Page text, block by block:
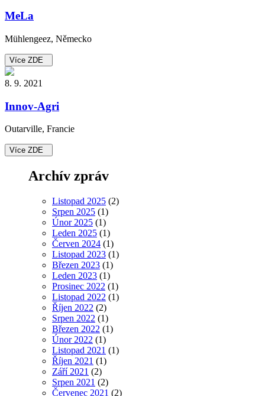
MeLa
Mühlengeez, Německo
Více ZDE
8. 9. 2021
Innov-Agri
Outarville, Francie
Více ZDE
Archív zpráv
Listopad 2025 (2)
Srpen 2025 (1)
Únor 2025 (1)
Leden 2025 (1)
Červen 2024 (1)
Listopad 2023 (1)
Březen 2023 (1)
Leden 2023 (1)
Prosinec 2022 (1)
Listopad 2022 (1)
Říjen 2022 (2)
Srpen 2022 (1)
Březen 2022 (1)
Únor 2022 (1)
Listopad 2021 (1)
Říjen 2021 (1)
Září 2021 (2)
Srpen 2021 (2)
Červenec 2021 (2)